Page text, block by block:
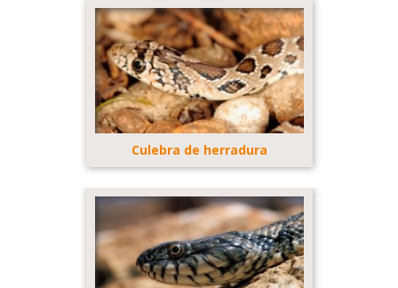
Culebra de herradura